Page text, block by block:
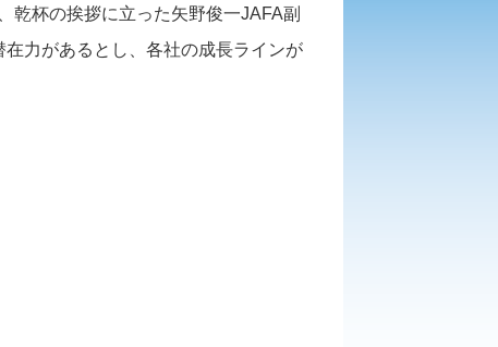
乾杯の挨拶に立った矢野俊一JAFA副
力があるとし、各社の成長ラインが